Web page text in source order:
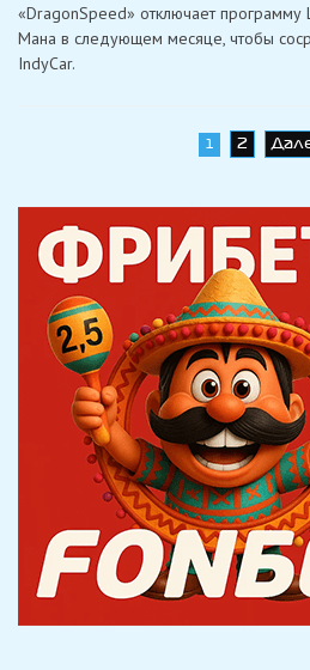
«DragonSpeed» ​​отключает программу
Мана в следующем месяце, чтобы
IndyCar.
записям
2